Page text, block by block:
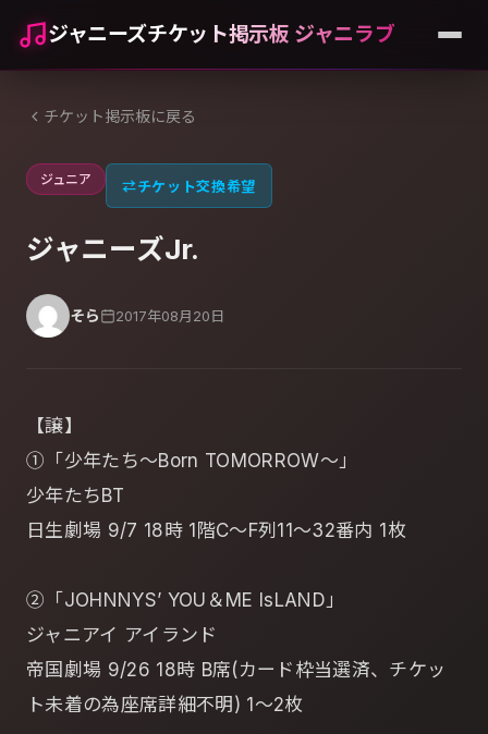
ジャニーズチケット掲示板 ジャニラブ
チケット掲示板に戻る
ジュニア ⇄チケット交換希望
ジャニーズJr.
そら 2017年08月20日
【譲】
①「少年たち～Born TOMORROW～」
少年たちBT
日生劇場 9/7 18時 1階C～F列11～32番内 1枚
②「JOHNNYS’ YOU＆ME IsLAND」
ジャニアイ アイランド
帝国劇場 9/26 18時 B席(カード枠当選済、チケッ
ト未着の為座席詳細不明) 1～2枚